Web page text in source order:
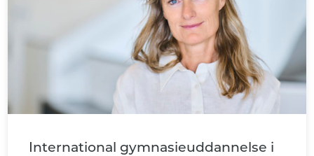
International gymnasieuddannelse i